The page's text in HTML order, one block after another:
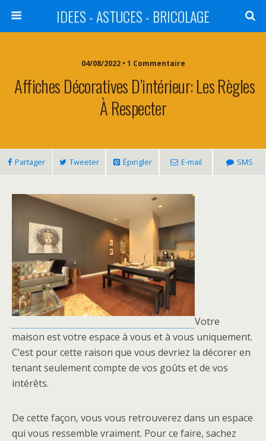
IDEES - ASTUCES - BRICOLAGE
04/08/2022 • 1 Commentaire
Affiches Décoratives D’intérieur: Les Règles
À Respecter
Partager Tweeter Épingler E-mail SMS
Votre
maison est votre espace à vous et à vous uniquement.
C’est pour cette raison que vous devriez la décorer en
tenant seulement compte de vos goûts et de vos
intérêts.
De cette façon, vous vous retrouverez dans un espace
qui vous ressemble vraiment. Pour ce faire, sachez